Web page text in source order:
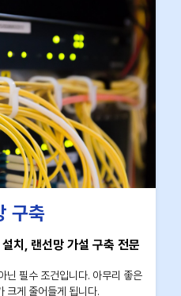
구축
치, 랜선망 가설 구축 전문
닌 필수 조건입니다. 아무리 좋은
크게 줄어들게 됩니다.